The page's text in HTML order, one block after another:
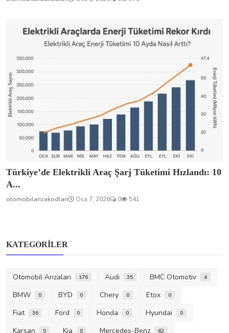
Türkiye’de Elektrikli Araç Şarj Tüketimi Hızlandı: 10
A...
otomobilarizakodlari Oca 7, 2026 0 541
KATEGORILER
Otomobil Arızaları 176 Audi 35 BMC Otomotiv 4
BMW 0 BYD 0 Chery 0 Etox 0
Fiat 36 Ford 0 Honda 0 Hyundai 0
Karsan 0 Kia 0 Mercedes-Benz 62